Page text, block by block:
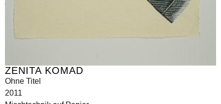
ZENITA KOMAD
Ohne Titel
2011